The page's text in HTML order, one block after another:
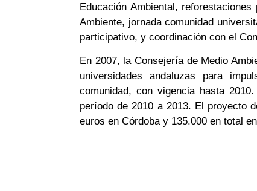
Educación Ambiental,
Ambiente, jornada comunidad
participativo, y coordinación con el
En 2007, la Consejería de Medio
universidades andaluzas para
comunidad, con vigencia hasta
período de 2010 a 2013. El proyecto
euros en Córdoba y 135.000 en total